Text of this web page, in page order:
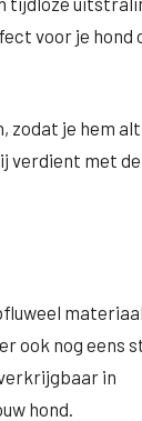
voor je hond
zodat je hem
verdient met de
ook nog eens
in
hond.